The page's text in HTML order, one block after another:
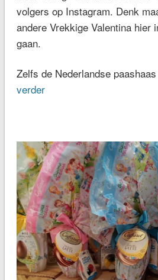
volgers op Instagram. Denk
andere Vrekkige Valentina hier
gaan.
Zelfs de Nederlandse
verder